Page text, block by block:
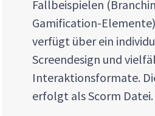
Fallbeispielen
Gamification-
verfügt über ein
Screendesign und
Interaktionsformate.
erfolgt als Scorm Datei.